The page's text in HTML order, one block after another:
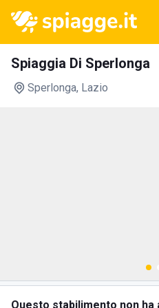
Spiaggia Di Sperlonga
Sperlonga, Lazio
Questo stabilimento non